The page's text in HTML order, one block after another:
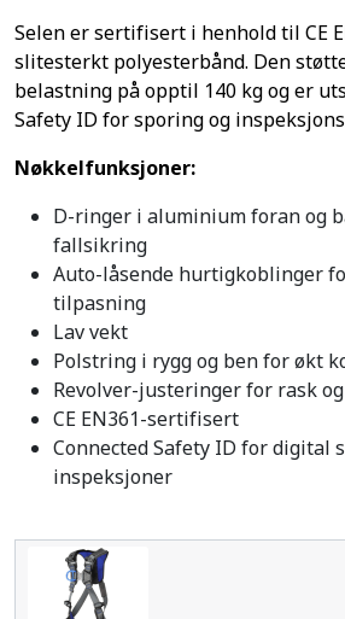
Selen er sertifisert i henhold til CE
slitesterkt polyesterbånd. Den
belastning på opptil 140 kg og er
Safety ID for sporing og
Nøkkelfunksjoner:
D-ringer i aluminium foran og
fallsikring
Auto-låsende hurtigkoblinger
tilpasning
Lav vekt
Polstring i rygg og ben for økt
Revolver-justeringer for rask
CE EN361-sertifisert
Connected Safety ID for digital
inspeksjoner